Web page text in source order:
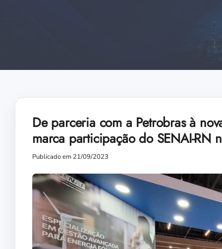
De parceria com a Petrobras à
marca participação do SENAI-RN
Publicado em 21/09/2023